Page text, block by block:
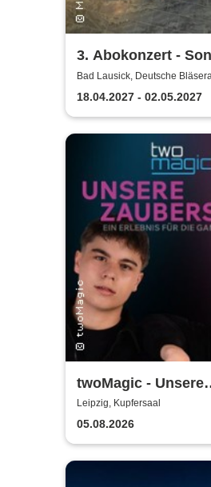
3. Abokonzert -
Sächsische
Bläserphilharmonie
Bad Lausick, Deutsche
Lausick
18.04.2027 - 02.05.2027
twoMagic - Unsere
Zaubershow - Tour
Leipzig, Kupfersaal
05.08.2026